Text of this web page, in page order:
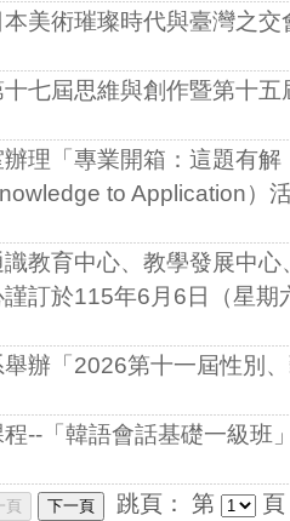
美術璀璨時代與臺灣之交
七屆思維與創作暨第十五
理「專業開箱：這題有解
to Application）
教育中心、教學發展中心
訂於115年6月6日（星期
辦「2026第十一屆性別
--「韓語會話基礎一級班
跳頁： 第 頁